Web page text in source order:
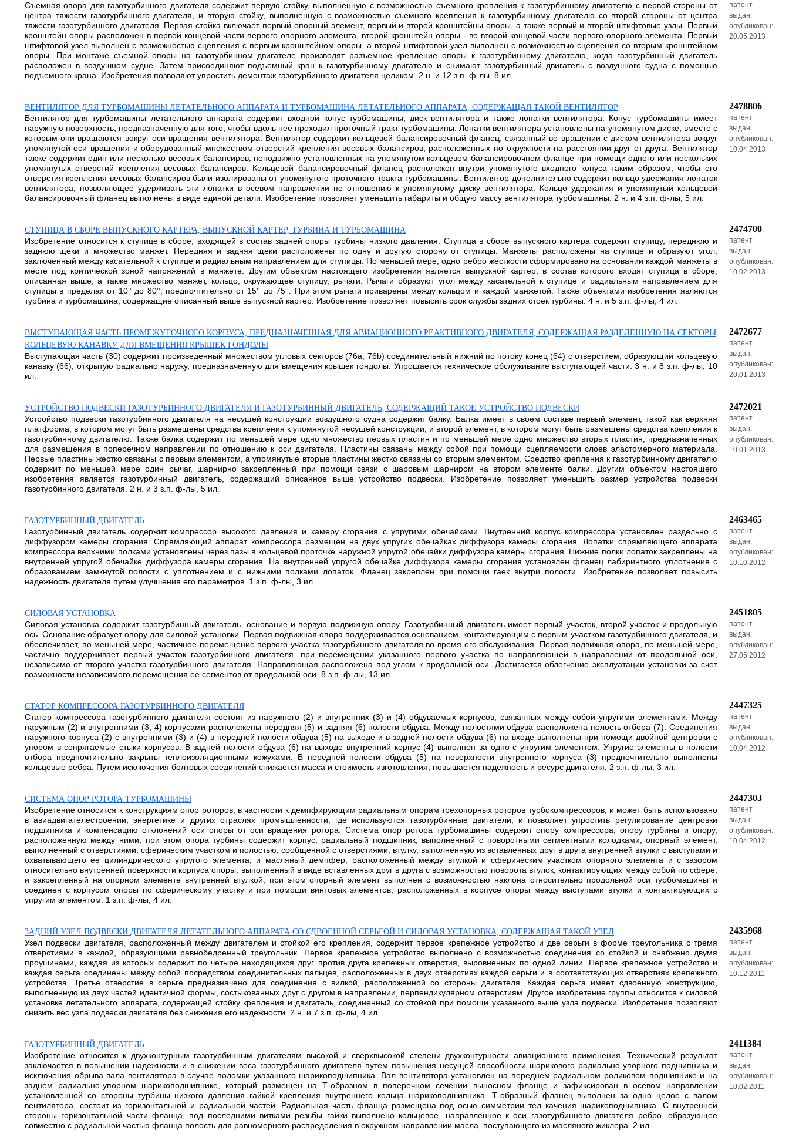
Съемная опора для газотурбинного двигателя содержит первую стойку, выполненную с возможностью съемного крепления к газотурбинному двигателю с первой стороны от
центра тяжести газотурбинного двигателя, и вторую стойку, выполненную с возможностью съемного крепления к газотурбинному двигателю со второй стороны от центра
тяжести газотурбинного двигателя. Первая стойка включает первый опорный элемент, первый и второй кронштейны опоры, а также первый и второй штифтовые узлы. Первый
кронштейн опоры расположен в первой концевой части первого опорного элемента, второй кронштейн опоры - во второй концевой части первого опорного элемента. Первый
штифтовой узел выполнен с возможностью сцепления с первым кронштейном опоры, а второй штифтовой узел выполнен с возможностью сцепления со вторым кронштейном
опоры. При монтаже съемной опоры на газотурбинном двигателе производят разъемное крепление опоры к газотурбинному двигателю, когда газотурбинный двигатель
расположен в воздушном судне. Затем присоединяют подъемный кран к газотурбинному двигателю и снимают газотурбинный двигатель с воздушного судна с помощью
подъемного крана. Изобретения позволяют упростить демонтаж газотурбинного двигателя целиком. 2 н. и 12 з.п. ф-лы, 8 ил.
патент
выдан:
опубликован:
20.05.2013
ВЕНТИЛЯТОР ДЛЯ ТУРБОМАШИНЫ ЛЕТАТЕЛЬНОГО АППАРАТА И ТУРБОМАШИНА ЛЕТАТЕЛЬНОГО АППАРАТА, СОДЕРЖАЩАЯ ТАКОЙ ВЕНТИЛЯТОР
Вентилятор для турбомашины летательного аппарата содержит входной конус турбомашины, диск вентилятора и также лопатки вентилятора. Конус турбомашины имеет
наружную поверхность, предназначенную для того, чтобы вдоль нее проходил проточный тракт турбомашины. Лопатки вентилятора установлены на упомянутом диске, вместе с
которым они вращаются вокруг оси вращения вентилятора. Вентилятор содержит кольцевой балансировочный фланец, связанный во вращении с диском вентилятора вокруг
упомянутой оси вращения и оборудованный множеством отверстий крепления весовых балансиров, расположенных по окружности на расстоянии друг от друга. Вентилятор
также содержит один или несколько весовых балансиров, неподвижно установленных на упомянутом кольцевом балансировочном фланце при помощи одного или нескольких
упомянутых отверстий крепления весовых балансиров. Кольцевой балансировочный фланец расположен внутри упомянутого входного конуса таким образом, чтобы его
отверстия крепления весовых балансиров были изолированы от упомянутого проточного тракта турбомашины. Вентилятор дополнительно содержит кольцо удержания лопаток
вентилятора, позволяющее удерживать эти лопатки в осевом направлении по отношению к упомянутому диску вентилятора. Кольцо удержания и упомянутый кольцевой
балансировочный фланец выполнены в виде единой детали. Изобретение позволяет уменьшить габариты и общую массу вентилятора турбомашины. 2 н. и 4 з.п. ф-лы, 5 ил.
2478806
патент
выдан:
опубликован:
10.04.2013
СТУПИЦА В СБОРЕ ВЫПУСКНОГО КАРТЕРА, ВЫПУСКНОЙ КАРТЕР, ТУРБИНА И ТУРБОМАШИНА
Изобретение относится к ступице в сборе, входящей в состав задней опоры турбины низкого давления. Ступица в сборе выпускного картера содержит ступицу, переднюю и
заднюю щеки и множество манжет. Передняя и задняя щеки расположены по одну и другую сторону от ступицы. Манжеты расположены на ступице и образуют угол,
заключенный между касательной к ступице и радиальным направлением для ступицы. По меньшей мере, одно ребро жесткости сформировано на основании каждой манжеты в
месте под критической зоной напряжений в манжете. Другим объектом настоящего изобретения является выпускной картер, в состав которого входят ступица в сборе,
описанная выше, а также множество манжет, кольцо, окружающее ступицу, рычаги. Рычаги образуют угол между касательной к ступице и радиальным направлением для
ступицы в пределах от 10° до 80°, предпочтительно от 15° до 75°. При этом рычаги приварены между кольцом и каждой манжетой. Также объектами изобретения являются
турбина и турбомашина, содержащие описанный выше выпускной картер. Изобретение позволяет повысить срок службы задних стоек турбины. 4 н. и 5 з.п. ф-лы, 4 ил.
2474700
патент
выдан:
опубликован:
10.02.2013
ВЫСТУПАЮЩАЯ ЧАСТЬ ПРОМЕЖУТОЧНОГО КОРПУСА, ПРЕДНАЗНАЧЕННАЯ ДЛЯ АВИАЦИОННОГО РЕАКТИВНОГО ДВИГАТЕЛЯ, СОДЕРЖАЩАЯ РАЗДЕЛЕННУЮ НА СЕКТОРЫ
КОЛЬЦЕВУЮ КАНАВКУ ДЛЯ ВМЕЩЕНИЯ КРЫШЕК ГОНДОЛЫ
Выступающая часть (30) содержит произведенный множеством угловых секторов (76а, 76b) соединительный нижний по потоку конец (64) с отверстием, образующий кольцевую
канавку (66), открытую радиально наружу, предназначенную для вмещения крышек гондолы. Упрощается техническое обслуживание выступающей части. 3 н. и 8 з.п. ф-лы, 10
ил.
2472677
патент
выдан:
опубликован:
20.01.2013
УСТРОЙСТВО ПОДВЕСКИ ГАЗОТУРБИННОГО ДВИГАТЕЛЯ И ГАЗОТУРБИННЫЙ ДВИГАТЕЛЬ, СОДЕРЖАЩИЙ ТАКОЕ УСТРОЙСТВО ПОДВЕСКИ
Устройство подвески газотурбинного двигателя на несущей конструкции воздушного судна содержит балку. Балка имеет в своем составе первый элемент, такой как верхняя
платформа, в котором могут быть размещены средства крепления к упомянутой несущей конструкции, и второй элемент, в котором могут быть размещены средства крепления к
газотурбинному двигателю. Также балка содержит по меньшей мере одно множество первых пластин и по меньшей мере одно множество вторых пластин, предназначенных
для размещения в поперечном направлении по отношению к оси двигателя. Пластины связаны между собой при помощи сцепляемости слоев эластомерного материала.
Первые пластины жестко связаны с первым элементом, а упомянутые вторые пластины жестко связаны со вторым элементом. Средство крепления к газотурбинному двигателю
содержит по меньшей мере один рычаг, шарнирно закрепленный при помощи связи с шаровым шарниром на втором элементе балки. Другим объектом настоящего
изобретения является газотурбинный двигатель, содержащий описанное выше устройство подвески. Изобретение позволяет уменьшить размер устройства подвески
газотурбинного двигателя. 2 н. и 3 з.п. ф-лы, 5 ил.
2472021
патент
выдан:
опубликован:
10.01.2013
ГАЗОТУРБИННЫЙ ДВИГАТЕЛЬ
Газотурбинный двигатель содержит компрессор высокого давления и камеру сгорания с упругими обечайками. Внутренний корпус компрессора установлен раздельно с
диффузором камеры сгорания. Спрямляющий аппарат компрессора размещен на двух упругих обечайках диффузора камеры сгорания. Лопатки спрямляющего аппарата
компрессора верхними полками установлены через пазы в кольцевой проточке наружной упругой обечайки диффузора камеры сгорания. Нижние полки лопаток закреплены на
внутренней упругой обечайке диффузора камеры сгорания. На внутренней упругой обечайке диффузора камеры сгорания установлен фланец лабиринтного уплотнения с
образованием замкнутой полости с уплотнением и с нижними полками лопаток. Фланец закреплен при помощи гаек внутри полости. Изобретение позволяет повысить
надежность двигателя путем улучшения его параметров. 1 з.п. ф-лы, 3 ил.
2463465
патент
выдан:
опубликован:
10.10.2012
СИЛОВАЯ УСТАНОВКА
Силовая установка содержит газотурбинный двигатель, основание и первую подвижную опору. Газотурбинный двигатель имеет первый участок, второй участок и продольную
ось. Основание образует опору для силовой установки. Первая подвижная опора поддерживается основанием, контактирующим с первым участком газотурбинного двигателя, и
обеспечивает, по меньшей мере, частичное перемещение первого участка газотурбинного двигателя во время его обслуживания. Первая подвижная опора, по меньшей мере,
частично поддерживает первый участок газотурбинного двигателя, при перемещении указанного первого участка по направляющей в направлении от продольной оси,
независимо от второго участка газотурбинного двигателя. Направляющая расположена под углом к продольной оси. Достигается облегчение эксплуатации установки за счет
возможности независимого перемещения ее сегментов от продольной оси. 8 з.п. ф-лы, 13 ил.
2451805
патент
выдан:
опубликован:
27.05.2012
СТАТОР КОМПРЕССОРА ГАЗОТУРБИННОГО ДВИГАТЕЛЯ
Статор компрессора газотурбинного двигателя состоит из наружного (2) и внутренних (3) и (4) обдуваемых корпусов, связанных между собой упругими элементами. Между
наружным (2) и внутренними (3, 4) корпусами расположены передняя (5) и задняя (6) полости обдува. Между полостями обдува расположена полость отбора (7). Соединения
наружного корпуса (2) с внутренними (3) и (4) в передней полости обдува (5) на выходе и в задней полости обдува (6) на входе выполнены при помощи двойной центровки с
упором в сопрягаемые стыки корпусов. В задней полости обдува (6) на выходе внутренний корпус (4) выполнен за одно с упругим элементом. Упругие элементы в полости
отбора предпочтительно закрыты теплоизоляционными кожухами. В передней полости обдува (5) на поверхности внутреннего корпуса (3) предпочтительно выполнены
кольцевые ребра. Путем исключения болтовых соединений снижается масса и стоимость изготовления, повышается надежность и ресурс двигателя. 2 з.п. ф-лы, 3 ил.
2447325
патент
выдан:
опубликован:
10.04.2012
СИСТЕМА ОПОР РОТОРА ТУРБОМАШИНЫ
Изобретение относится к конструкциям опор роторов, в частности к демпфирующим радиальным опорам трехопорных роторов турбокомпрессоров, и может быть использовано
в авиадвигателестроении, энергетике и других отраслях промышленности, где используются газотурбинные двигатели, и позволяет упростить регулирование центровки
подшипника и компенсацию отклонений оси опоры от оси вращения ротора. Система опор ротора турбомашины содержит опору компрессора, опору турбины и опору,
расположенную между ними, при этом опора турбины содержит корпус, радиальный подшипник, выполненный с поворотными сегментными колодками, опорный элемент,
выполненный с отверстиями, сферическим участком и полостью, сообщенной с отверстиями, втулку, выполненную из вставленных друг в друга внутренней втулки с выступами и
охватывающего ее цилиндрического упругого элемента, и масляный демпфер, расположенный между втулкой и сферическим участком опорного элемента и с зазором
относительно внутренней поверхности корпуса опоры, выполненный в виде вставленных друг в друга с возможностью поворота втулок, контактирующих между собой по сфере,
и закрепленный на опорном элементе внутренней втулкой, при этом опорный элемент выполнен с возможностью наклона относительно продольной оси турбомашины и
соединен с корпусом опоры по сферическому участку и при помощи винтовых элементов, расположенных в корпусе опоры между выступами втулки и контактирующих с
упругим элементом. 1 з.п. ф-лы, 4 ил.
2447303
патент
выдан:
опубликован:
10.04.2012
ЗАДНИЙ УЗЕЛ ПОДВЕСКИ ДВИГАТЕЛЯ ЛЕТАТЕЛЬНОГО АППАРАТА СО СДВОЕННОЙ СЕРЬГОЙ И СИЛОВАЯ УСТАНОВКА, СОДЕРЖАЩАЯ ТАКОЙ УЗЕЛ
Узел подвески двигателя, расположенный между двигателем и стойкой его крепления, содержит первое крепежное устройство и две серьги в форме треугольника с тремя
отверстиями в каждой, образующими равнобедренный треугольник. Первое крепежное устройство выполнено с возможностью соединения со стойкой и снабжено двумя
проушинами, каждая из которых содержит по четыре находящихся друг против друга крепежных отверстия, выровненных по одной линии. Первое крепежное устройство и
каждая серьга соединены между собой посредством соединительных пальцев, расположенных в двух отверстиях каждой серьги и в соответствующих отверстиях крепежного
устройства. Третье отверстие в серьге предназначено для соединения с вилкой, расположенной со стороны двигателя. Каждая серьга имеет сдвоенную конструкцию,
выполненную из двух частей идентичной формы, состыкованных друг с другом в направлении, перпендикулярном отверстиям. Другое изобретение группы относится к силовой
установке летательного аппарата, содержащей стойку крепления и двигатель, соединенный со стойкой при помощи указанного выше узла подвески. Изобретения позволяют
снизить вес узла подвески двигателя без снижения его надежности. 2 н. и 7 з.п. ф-лы, 4 ил.
2435968
патент
выдан:
опубликован:
10.12.2011
ГАЗОТУРБИННЫЙ ДВИГАТЕЛЬ
Изобретение относится к двухконтурным газотурбинным двигателям высокой и сверхвысокой степени двухконтурности авиационного применения. Технический результат
заключается в повышении надежности и в снижении веса газотурбинного двигателя путем повышения несущей способности шарикового радиально-упорного подшипника и
исключения обрыва вала вентилятора в случае поломки указанного шарикоподшипника. Вал вентилятора установлен на переднем радиальном роликовом подшипнике и на
заднем радиально-упорном шарикоподшипнике, который размещен на Т-образном в поперечном сечении выносном фланце и зафиксирован в осевом направлении
установленной со стороны турбины низкого давления гайкой крепления внутреннего кольца шарикоподшипника. Т-образный фланец выполнен за одно целое с валом
вентилятора, состоит из горизонтальной и радиальной частей. Радиальная часть фланца размещена под осью симметрии тел качения шарикоподшипника. С внутренней
стороны горизонтальной части фланца, под последними витками резьбы гайки выполнено кольцевое, направленное к оси газотурбинного двигателя ребро, образующее
совместно с радиальной частью фланца полость для равномерного распределения в окружном направлении масла, поступающего из масляного жиклера. 2 ил.
2411384
патент
выдан:
опубликован:
10.02.2011